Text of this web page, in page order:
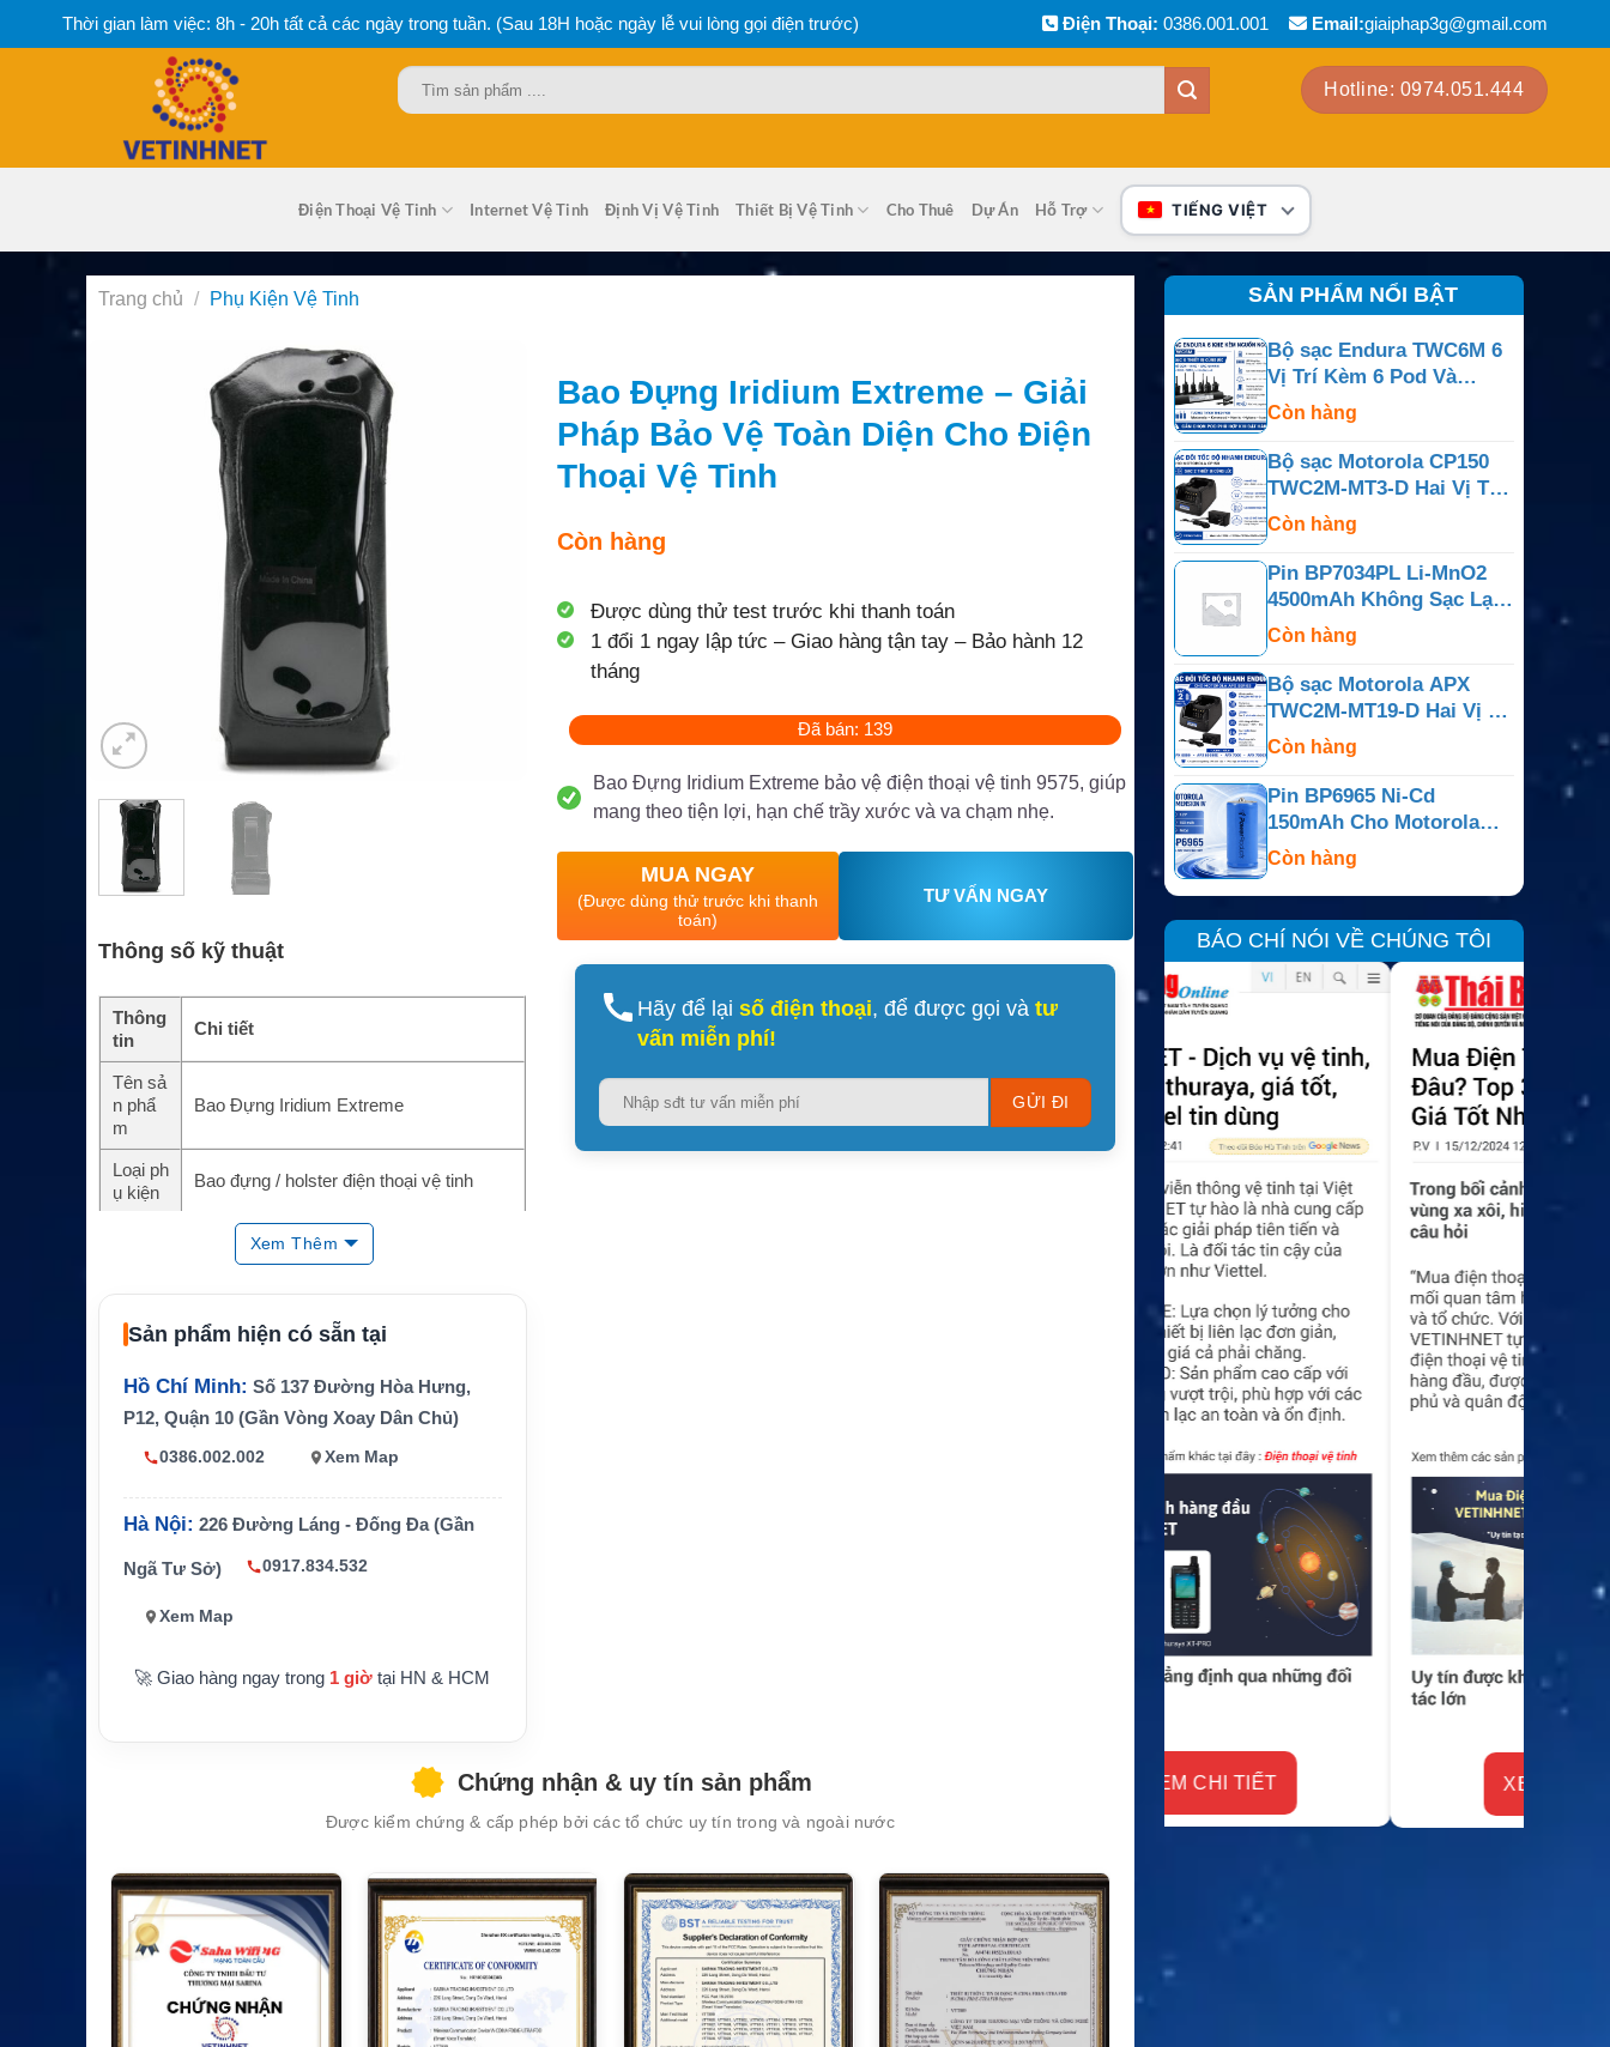
Thời gian làm việc: 8h - 20h tất cả các ngày trong tuần. (Sau 18H hoặc ngày lễ vui lòng gọi điện trước) Điện Thoại: 0386.001.001 Email:giaiphap3g@gmail.com
Tìm
kiếm:
Hotline: 0974.051.444
Điện Thoại Vệ Tinh Internet Vệ Tinh Định Vị Vệ Tinh Thiết Bị Vệ Tinh Cho Thuê Dự Án Hỗ Trợ TIẾNG VIỆT
Trang chủ / Phụ Kiện Vệ Tinh
Thông số kỹ thuật
Thông
tin
Chi tiết
Tên sả
n phẩ
m
Bao Đựng Iridium Extreme
Loại ph
ụ kiện
Bao đựng / holster điện thoại vệ tinh
Iridium Extreme 9575
Mã tha
m khả
H3HOL1101
Tính n
ăng chí
Bảo vệ máy, hỗ trợ mang theo, có kẹp gắ
ụng
Hàng hải, cứu hộ, khảo sát, công trình vù
ng xa, du lịch mạo hiểm và liên lạc vệ tinh
Xem Thêm
Sản phẩm hiện có sẵn tại
Hồ Chí Minh: Số 137 Đường Hòa Hưng,
P12, Quận 10 (Gần Vòng Xoay Dân Chủ)
0386.002.002 Xem Map
Hà Nội: 226 Đường Láng - Đống Đa (Gần
Ngã Tư Sở) 0917.834.532
Xem Map
🚀 Giao hàng ngay trong 1 giờ tại HN & HCM
Bao Đựng Iridium Extreme – Giải
Pháp Bảo Vệ Toàn Diện Cho Điện
Thoại Vệ Tinh
Còn hàng
Được dùng thử test trước khi thanh toán
1 đổi 1 ngay lập tức – Giao hàng tận tay – Bảo hành 12
tháng
Đã bán: 139
Bao Đựng Iridium Extreme bảo vệ điện thoại vệ tinh 9575, giúp
mang theo tiện lợi, hạn chế trầy xước và va chạm nhẹ.
MUA NGAY
(Được dùng thử trước khi thanh
toán)
TƯ VẤN NGAY
Hãy để lại số điện thoại, để được gọi và tư
vấn miễn phí!
Please
this
Chứng nhận & uy tín sản phẩm
Được kiểm chứng & cấp phép bởi các tổ chức uy tín trong và ngoài nước
SẢN PHẨM NỔI BẬT
Bộ sạc Endura TWC6M 6
Vị Trí Kèm 6 Pod Và
Nguồn Ngoài
Còn hàng
Bộ sạc Motorola CP150
TWC2M-MT3-D Hai Vị Trí
Cho CP150, CP200,
Còn hàng
Pin BP7034PL Li-MnO2
4500mAh Không Sạc Lại
Cho Bộ Đàm Motorola
Còn hàng
Bộ sạc Motorola APX
TWC2M-MT19-D Hai Vị Trí
Cho APX6000, APX7000,
Còn hàng
Pin BP6965 Ni-Cd
150mAh Cho Motorola
Dimension IV, Minitor Và
Dòng Tương Thích
Còn hàng
BÁO CHÍ NÓI VỀ CHÚNG TÔI
XEM CHI TIẾT